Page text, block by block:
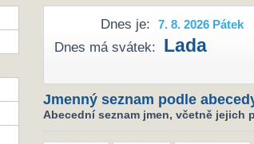
Dnes je: 7. 8. 2026 Pátek
Dnes má svátek: Lada
Jmenný seznam podle
Abecední seznam jmen, včetně jejich